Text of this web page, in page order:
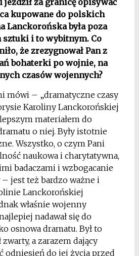
za granicę opisywać
kupowane do polskich
Lanckorońska była poza
i to wybitnym. Co
że zrezygnował Pan z
bohaterki po wojnie, na
czasów wojennych?
mówi – „dramatyczne czasy
Karoliny Lanckorońskiej
materiałem do
o niej. Były istotnie
Wszystko, o czym Pani
naukowa i charytatywna,
badaczami i wzbogacanie
jest też bardzo ważne i
Lanckorońskiej
właśnie wojenny
nadawał się do
osnowa dramatu. Był to
a zarazem dający
odniesień do jej życia przed